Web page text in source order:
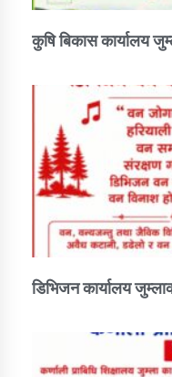
कुषि बिकास कार्यालय
डिभिजन कार्यालय